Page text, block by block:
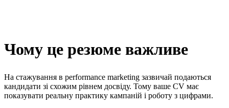
Чому це резюме важливе
На стажування в performance marketing зазвичай подаються
кандидати зі схожим рівнем досвіду. Тому ваше CV має
показувати реальну практику кампаній і роботу з цифрами.